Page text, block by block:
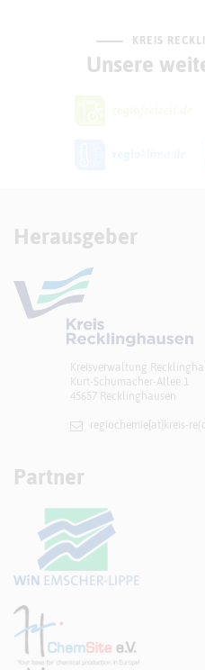
KREIS
Unsere
Herausgeber
Kreisverwaltung
Kurt-Schumacher-Allee 1
45657 Recklinghausen
regiochemie[at]​kreis-
Partner